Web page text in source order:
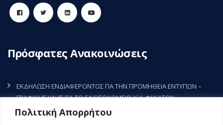
Πολιτική Απορρήτου
Πρόσφατες Ανακοινώσεις
ΕΚΔΗΛΩΣΗ ΕΝΔΙΑΦΕΡΟΝΤΟΣ ΓΙΑ ΤΗΝ ΠΡΟΜΗΘΕΙΑ ΕΝΤΥΠΩΝ –
ΓΡΑΦΙΚΗΣ ΥΛΗΣ ΓΙΑ ΤΟ Γ.ΝΟΣΟΚΟΜΕΙΟ-Κ.Υ. ΦΙΛΙΑΤΩΝ
7 Αυγούστου, 2026